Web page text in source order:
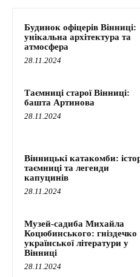
Будинок офіцерів Вінниці:
унікальна архітектура та
атмосфера
28.11.2024
Таємниці старої Вінниці:
башта Артинова
28.11.2024
Вінницькі катакомби:
таємниці та легенди
капуцинів
28.11.2024
Музей-садиба Михайла
Коцюбинського: гніздечко
української літератури у
Вінниці
28.11.2024